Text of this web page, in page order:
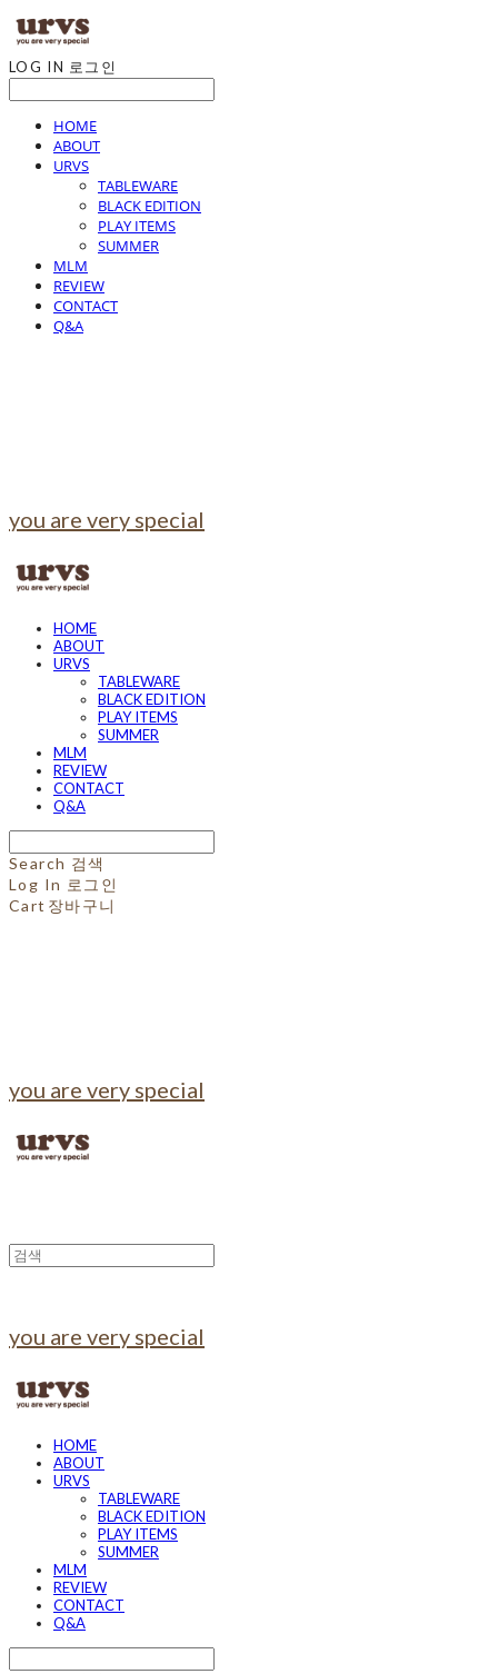
LOG IN 로그인
HOME
ABOUT
URVS
TABLEWARE
BLACK EDITION
PLAY ITEMS
SUMMER
MLM
REVIEW
CONTACT
Q&A
you are very special
HOME
ABOUT
URVS
TABLEWARE
BLACK EDITION
PLAY ITEMS
SUMMER
MLM
REVIEW
CONTACT
Q&A
Search 검색
Log In 로그인
Cart 장바구니
you are very special
you are very special
HOME
ABOUT
URVS
TABLEWARE
BLACK EDITION
PLAY ITEMS
SUMMER
MLM
REVIEW
CONTACT
Q&A